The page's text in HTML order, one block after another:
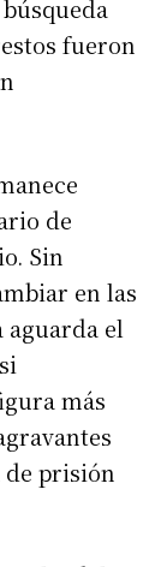
fueron
de
Sin
en las
aguarda el
más
prisión